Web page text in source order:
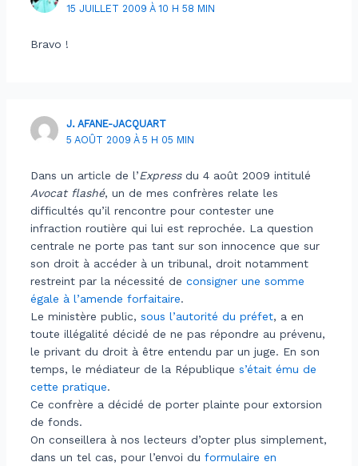
15 JUILLET 2009 À 10 H 58 MIN
Bravo !
J. AFANE-JACQUART
5 AOÛT 2009 À 5 H 05 MIN
Dans un article de l’Expressdu 4 août 2009 intitulé
Avocat flashé, un de mes confrères relate les
difficultés qu’il rencontre pour contester une
infraction routière qui lui est reprochée. La question
centrale ne porte pas tant sur son innocence que sur
son droit à accéder à un tribunal, droit notamment
restreint par la nécessité de consigner une somme
égale à l’amende forfaitaire.
Le ministère public, sous l’autorité du préfet, a en
toute illégalité décidé de ne pas répondre au prévenu,
le privant du droit à être entendu par un juge. En son
temps, le médiateur de la République s’était ému de
cette pratique.
Ce confrère a décidé de porter plainte pour extorsion
de fonds.
On conseillera à nos lecteurs d’opter plus simplement,
dans un tel cas, pour l’envoi du formulaire en